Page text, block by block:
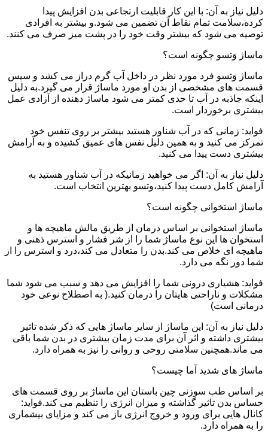
دلیل نیاز به آن: با این کار قابلیت ارتجاعی بدن افزایش پیدا
کرده،سلامت تمام نقاط آن تضمین می شود.و بیشتر به افرادی
توصیه می شود که بیشتر وقت خود را در پشت میز صرف می کنند.
ماساژ وَتسو چگونه است؟
ماساژ وَتسو فرد مورد نظر در داخل آب گرم دراز می کشد و سپس
قسمت های مشخصی از بدن او مورد ماساژ قرار می گیرد.به دلیل
اینکه جاذبه در آب تا حدی کمتر می شود ماساژ دهنده از آزادی عمل
بیشتری برخوردار است.
فواید: زمانی که در آب شناور هستید بیشتر بر روی تنفس خود
تمرکز می کنید و به همین دلیل نفس های عمیق کشیده و به آرامش
بیشتری دست پیدا می کنید.
دلیل نیاز به آن: اگر می خواهید زمانیکه در آب شناور هستید به
آرامش کامل دست پیدا کنید،وتسو بهترین انتخاب است.
ماساژ استخوانی چگونه است؟
ماساژ استخوانی بر اساس درمان از طریق مالش ماهیچه ها و
استخوان ها این نوع ماساژ شما را از شر فشار و استرس ذهنی و
ماهیچه ای خلاص می کند.بدن را متعادل می کند،درد و استرس را از
شما دور نگه می دارد.
فواید: هشیاری درونی شما را افزایش می دهد و سبب می شود شما
مشکلات و ناراحتی هایتان را درمان کنید.( به اصطلاح نوعی خود
درمانی است)
دلیل نیاز به آن: این ماساژ از سایر ماساژ هایی که ذکر شده تاثیر
بیشتری داشته و اثر آن برای مدت زمان بیشتری در بدن شما باقی
می ماند.همچنین سلامتی روحی و روانی را نیز به همراه دارد.
ماساژ های شدید آما چیست؟
بر اساس طب سوزنی چین باستان این ماساژ بر روی قسمت های
حساس بدن تاثیر گذاشته و میزان انرژی را تنظیم می کند.فواید:
کانال هایی برای ورود و خروج انرژی باز می کند و مزایای بیشماری
را به همراه دارد.